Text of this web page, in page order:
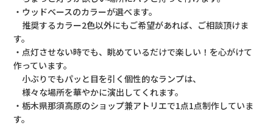
・ウッドベースのカラーが選べます。
推奨するカラー2色以外にもご希望があれば、ご相談頂けま
す。
・点灯させない時でも、眺めているだけで楽しい！を心がけて
作っています。
小ぶりでもパッと目を引く個性的なランプは、
様々な場所を華やかに演出してくれます。
・栃木県那須高原のショップ兼アトリエで1点1点制作していま
す。